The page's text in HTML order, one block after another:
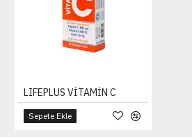
LIFEPLUS VİTAMİN C
Sepete Ekle